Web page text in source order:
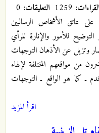
القراءات: التعليقات:
على عاتق الأشخاص الرساليين
للأمور والإنارة للرأي
وتزيل عن الأذهان التوجهات
من مواقعهم المختلفة لإلهاء
ـ كما هو الواقع ـ التوجهات
اقرأ المزيد